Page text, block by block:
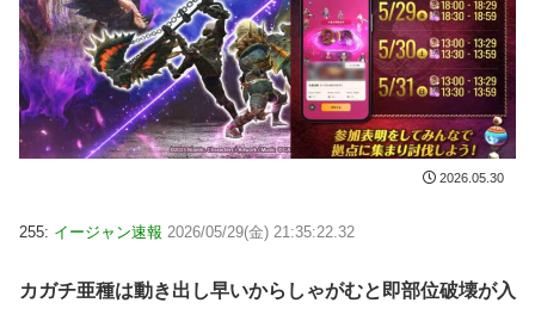
2026.05.30
255: イージャン速報 2026/05/29(金) 21:35:22.32
カガチ亜種は動き出し早いからしゃがむと即部位破壊が入